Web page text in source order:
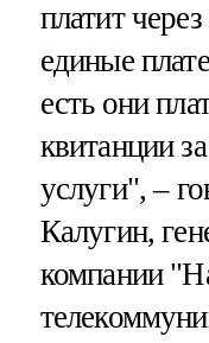
платит
единые
есть они
квитанции
услуги", –
Калугин,
компании